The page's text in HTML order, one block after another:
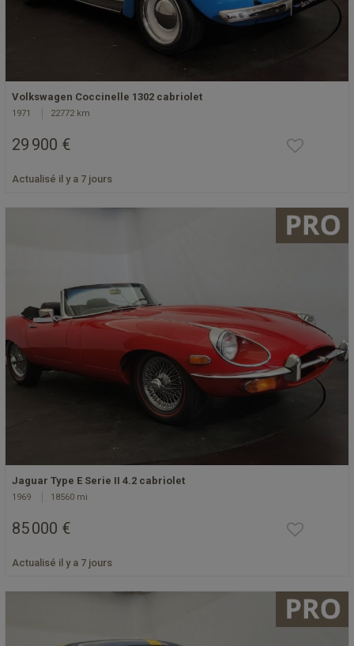
Volkswagen Coccinelle 1302 cabriolet
1971 22772 km
29 900 €
Actualisé il y a 7 jours
Jaguar Type E Serie II 4.2 cabriolet
1969 18560 mi
85 000 €
Actualisé il y a 7 jours